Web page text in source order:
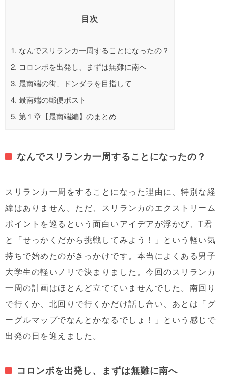
目次
1. なんでスリランカ一周することになったの？
2. コロンボを出発し、まずは無難に南へ
3. 最南端の街、ドンダラを目指して
4. 最南端の郵便ポスト
5. 第１章【最南端編】のまとめ
なんでスリランカ一周することになったの？
スリランカ一周をすることになった理由に、特別な経
緯はありません。ただ、スリランカのエクストリーム
ポイントを巡るという面白いアイデアが浮かび、T君
と「せっかくだから挑戦してみよう！」という軽い気
持ちで始めたのがきっかけです。本当によくある男子
大学生の軽いノリで決まりました。今回のスリランカ
一周の計画はほとんど立てていませんでした。南回り
で行くか、北回りで行くかだけ話し合い、あとは「グ
ーグルマップでなんとかなるでしょ！」という感じで
出発の日を迎えました。
コロンボを出発し、まずは無難に南へ